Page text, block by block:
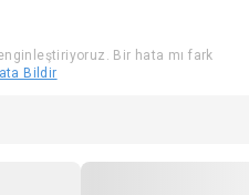
Bir hata mı fark
Bildir